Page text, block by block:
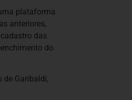
plataforma
anteriores,
das
do
de Garibaldi,